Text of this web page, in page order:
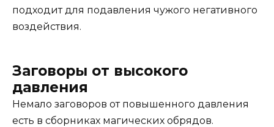
подходит для подавления чужого негативного
воздействия.
Заговоры от высокого
давления
Немало заговоров от повышенного давления
есть в сборниках магических обрядов.